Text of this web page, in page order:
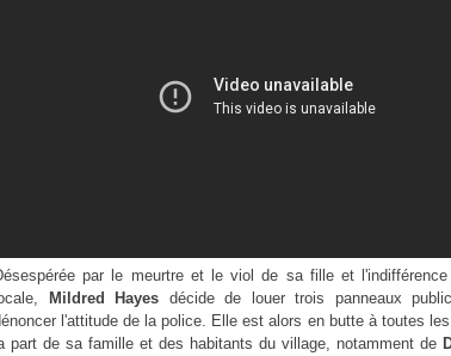
par le meurtre et le viol de sa fille et
Mildred Hayes décide de louer trois panneaux
l'attitude de la police. Elle est alors en butte à toutes
part de sa famille et des habitants du village, notamment de